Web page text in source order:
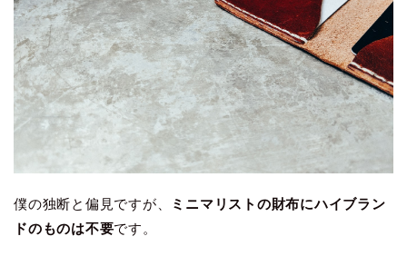
僕の独断と偏見ですが、
ミニマリストの財布にハイブラン
ドのものは不要です。